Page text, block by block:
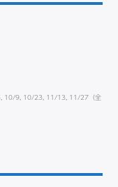
10/9, 10/23, 11/13, 11/27（全